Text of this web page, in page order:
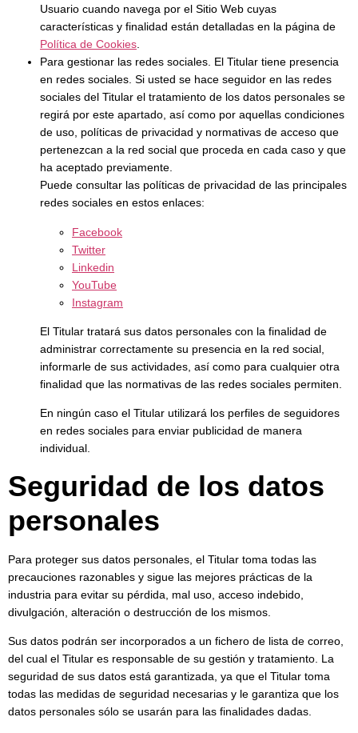
Usuario cuando navega por el Sitio Web cuyas
características y finalidad están detalladas en la página de
Política de Cookies.
Para gestionar las redes sociales. El Titular tiene presencia
en redes sociales. Si usted se hace seguidor en las redes
sociales del Titular el tratamiento de los datos personales se
regirá por este apartado, así como por aquellas condiciones
de uso, políticas de privacidad y normativas de acceso que
pertenezcan a la red social que proceda en cada caso y que
ha aceptado previamente.
Puede consultar las políticas de privacidad de las principales
redes sociales en estos enlaces:
Facebook
Twitter
Linkedin
YouTube
Instagram
El Titular tratará sus datos personales con la finalidad de
administrar correctamente su presencia en la red social,
informarle de sus actividades, así como para cualquier otra
finalidad que las normativas de las redes sociales permiten.
En ningún caso el Titular utilizará los perfiles de seguidores
en redes sociales para enviar publicidad de manera
individual.
Seguridad de los datos
personales
Para proteger sus datos personales, el Titular toma todas las
precauciones razonables y sigue las mejores prácticas de la
industria para evitar su pérdida, mal uso, acceso indebido,
divulgación, alteración o destrucción de los mismos.
Sus datos podrán ser incorporados a un fichero de lista de correo,
del cual el Titular es responsable de su gestión y tratamiento. La
seguridad de sus datos está garantizada, ya que el Titular toma
todas las medidas de seguridad necesarias y le garantiza que los
datos personales sólo se usarán para las finalidades dadas.